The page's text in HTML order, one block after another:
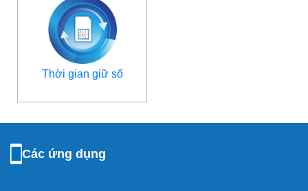
Thời gian giữ số
Các ứng dụng